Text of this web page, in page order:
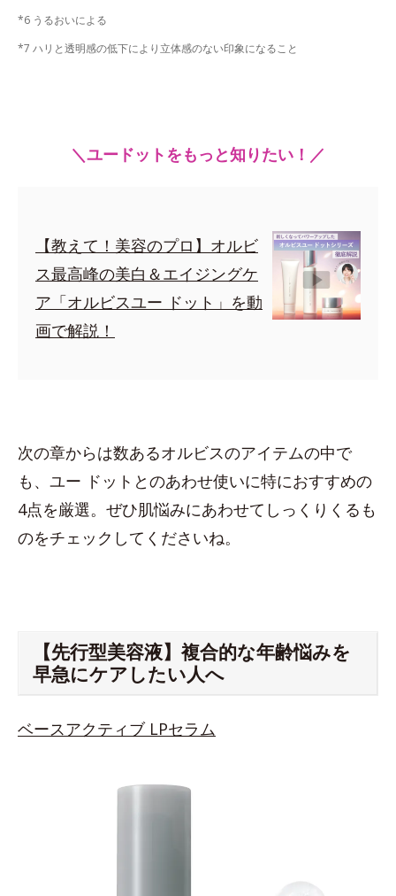
*6 うるおいによる
*7 ハリと透明感の低下により立体感のない印象になること
＼ユードットをもっと知りたい！／
【教えて！美容のプロ】オルビ
ス最高峰の美白＆エイジングケ
ア「オルビスユー ドット」を動
画で解説！
次の章からは数あるオルビスのアイテムの中で
も、ユー ドットとのあわせ使いに特におすすめの
4点を厳選。ぜひ肌悩みにあわせてしっくりくるも
のをチェックしてくださいね。
【先行型美容液】複合的な年齢悩みを
早急にケアしたい人へ
ベースアクティブ LPセラム